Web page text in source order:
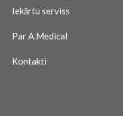
Iekārtu serviss
Par A.Medical
Kontakti